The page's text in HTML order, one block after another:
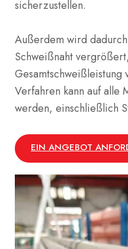
sicherzustellen.
Außerdem wird
Schweißnaht
Gesamtschweißleistung
Verfahren kann auf alle
werden, einschließlich
EIN ANGEBOT